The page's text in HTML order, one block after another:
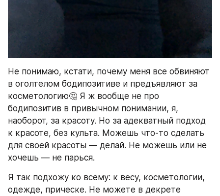
Не понимаю, кстати, почему меня все обвиняют
в оголтелом бодипозитиве и предъявляют за
косметологию🤔 Я ж вообще не про
бодипозитив в привычном понимании, я,
наоборот, за красоту. Но за адекватный подход
к красоте, без культа. Можешь что-то сделать
для своей красоты — делай. Не можешь или не
хочешь — не парься.
Я так подхожу ко всему: к весу, косметологии,
одежде, прическе. Не можете в декрете